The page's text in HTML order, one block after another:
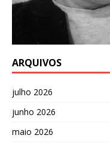
ARQUIVOS
julho 2026
junho 2026
maio 2026